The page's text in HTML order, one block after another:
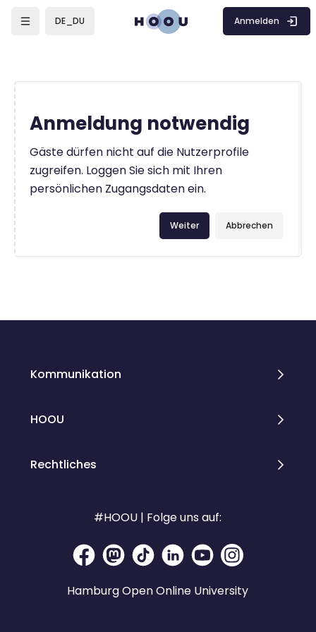
DE_DU Anmelden
Anmeldung notwendig
Gäste dürfen nicht auf die Nutzerprofile
zugreifen. Loggen Sie sich mit Ihren
persönlichen Zugangsdaten ein.
Abbrechen
Weiter
Kommunikation
HOOU
Rechtliches
#HOOU | Folge uns auf:
Hamburg Open Online University